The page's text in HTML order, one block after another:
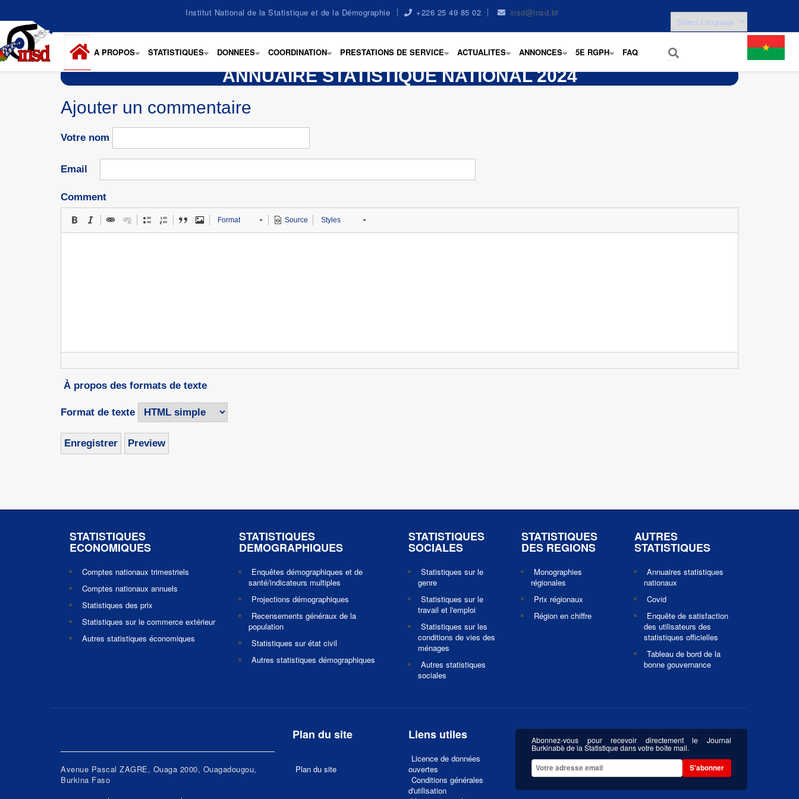
contenu
principal
Institut National de la Statistique et de la Démographie +226 25 49 85 02 insd@insd.bf
+
A PROPOS
+
STATISTIQUES
+
DONNEES
+
COORDINATION
+
PRESTATIONS DE SERVICE
+
ACTUALITES
+
ANNONCES
+
5E RGPH FAQ
ANNUAIRE STATISTIQUE NATIONAL 2024
Ajouter un commentaire
Votre nom
Email
Comment
Format Source Styles
À propos des formats de texte
Format de texte
STATISTIQUES
ECONOMIQUES
Comptes nationaux trimestriels
Comptes nationaux annuels
Statistiques des prix
Statistiques sur le commerce extérieur
Autres statistiques économiques
STATISTIQUES
DEMOGRAPHIQUES
Enquêtes démographiques et de
santé/indicateurs multiples
Projections démographiques
Recensements généraux de la
population
Statistiques sur état civil
Autres statistiques démographiques
STATISTIQUES
SOCIALES
Statistiques sur le
genre
Statistiques sur le
travail et l'emploi
Statistiques sur les
conditions de vies des
ménages
Autres statistiques
sociales
STATISTIQUES
DES REGIONS
Monographies
régionales
Prix régionaux
Région en chiffre
AUTRES
STATISTIQUES
Annuaires statistiques
nationaux
Covid
Enquête de satisfaction
des utilisateurs des
statistiques officielles
Tableau de bord de la
bonne gouvernance
Avenue Pascal ZAGRE, Ouaga 2000, Ouagadougou,
Burkina Faso
Plan du site
Plan du site
Liens utiles
Licence de données
ouvertes
Conditions générales
d'utilisation
Abonnez-vous pour recevoir directement le Journal
Burkinabè de la Statistique dans votre boîte mail.
S'abonner